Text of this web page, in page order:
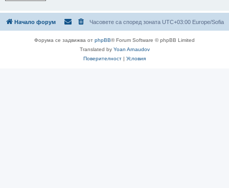
Начало форум Часовете са според зоната UTC+03:00 Europe/Sofia
Форума се задвижва от phpBB® Forum Software © phpBB Limited
Translated by Yoan Arnaudov
Поверителност | Условия